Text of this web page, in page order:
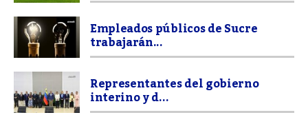
Empleados públicos de Sucre
trabajarán...
Representantes del gobierno
interino y d...